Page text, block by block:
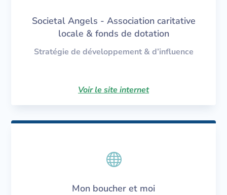
Societal Angels - Association caritative
locale & fonds de dotation
Stratégie de développement & d’influence
Voir le site internet

Mon boucher et moi